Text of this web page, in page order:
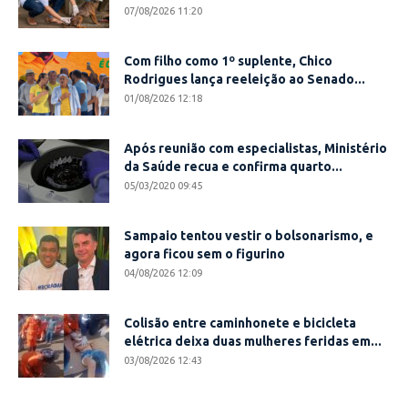
07/08/2026 11:20
Com filho como 1º suplente, Chico
Rodrigues lança reeleição ao Senado...
01/08/2026 12:18
Após reunião com especialistas, Ministério
da Saúde recua e confirma quarto...
05/03/2020 09:45
Sampaio tentou vestir o bolsonarismo, e
agora ficou sem o figurino
04/08/2026 12:09
Colisão entre caminhonete e bicicleta
elétrica deixa duas mulheres feridas em...
03/08/2026 12:43